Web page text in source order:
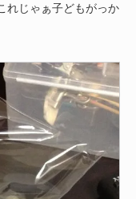
れじゃぁ子どもがっか